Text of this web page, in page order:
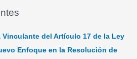
Vinculante del Artículo 17 de la Ley
Enfoque en la Resolución de